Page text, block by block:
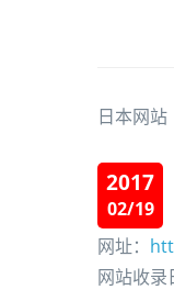
日本网
2017
02/19
网址：
网站收录